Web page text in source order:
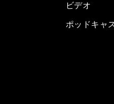
ビデオ
ポッドキャ